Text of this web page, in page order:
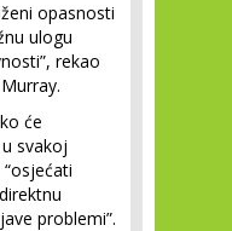
opasnosti
ulogu
rekao
će
svakoj
problemi”.